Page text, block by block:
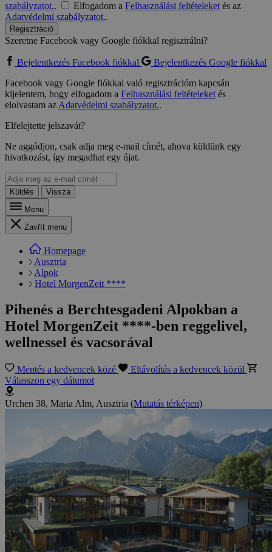
szabályzatot.. Elfogadom a Felhasználási feltételeketés az
Adatvédelmi szabályzatot..
Regisztráció
Szeretne Facebook vagy Google fiókkal regisztrálni?
Bejelentkezés Facebook fiókkal
Bejelentkezés Google fiókkal
Facebook vagy Google fiókkal való regisztrációm kapcsán
kijelentem, hogy elfogadom a Felhasználási feltételeketés
elolvastam azAdatvédelmi szabályzatot..
Elfelejtette jelszavát?
Ne aggódjon, csak adja meg e-mail címét, ahova küldünk egy
hivatkozást, így megadhat egy újat.
Küldés
Vissza
Menu
Zavřít menu
Homepage
Ausztria
Alpok
Hotel MorgenZeit ****
Pihenés a Berchtesgadeni Alpokban a
Hotel MorgenZeit ****-ben reggelivel,
wellnessel és vacsorával
Mentés a kedvencek közé
Eltávolítás a kedvencek közül
Válasszon egy dátumot
Urchen 38, Maria Alm, Ausztria (Mutatás térképen)